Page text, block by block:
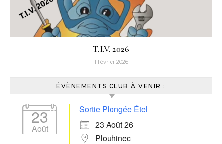
T.I.V. 2026
1 février 2026
ÉVÈNEMENTS CLUB À VENIR :
23
Août
Sortie Plongée Étel
23 Août 26
Plouhinec